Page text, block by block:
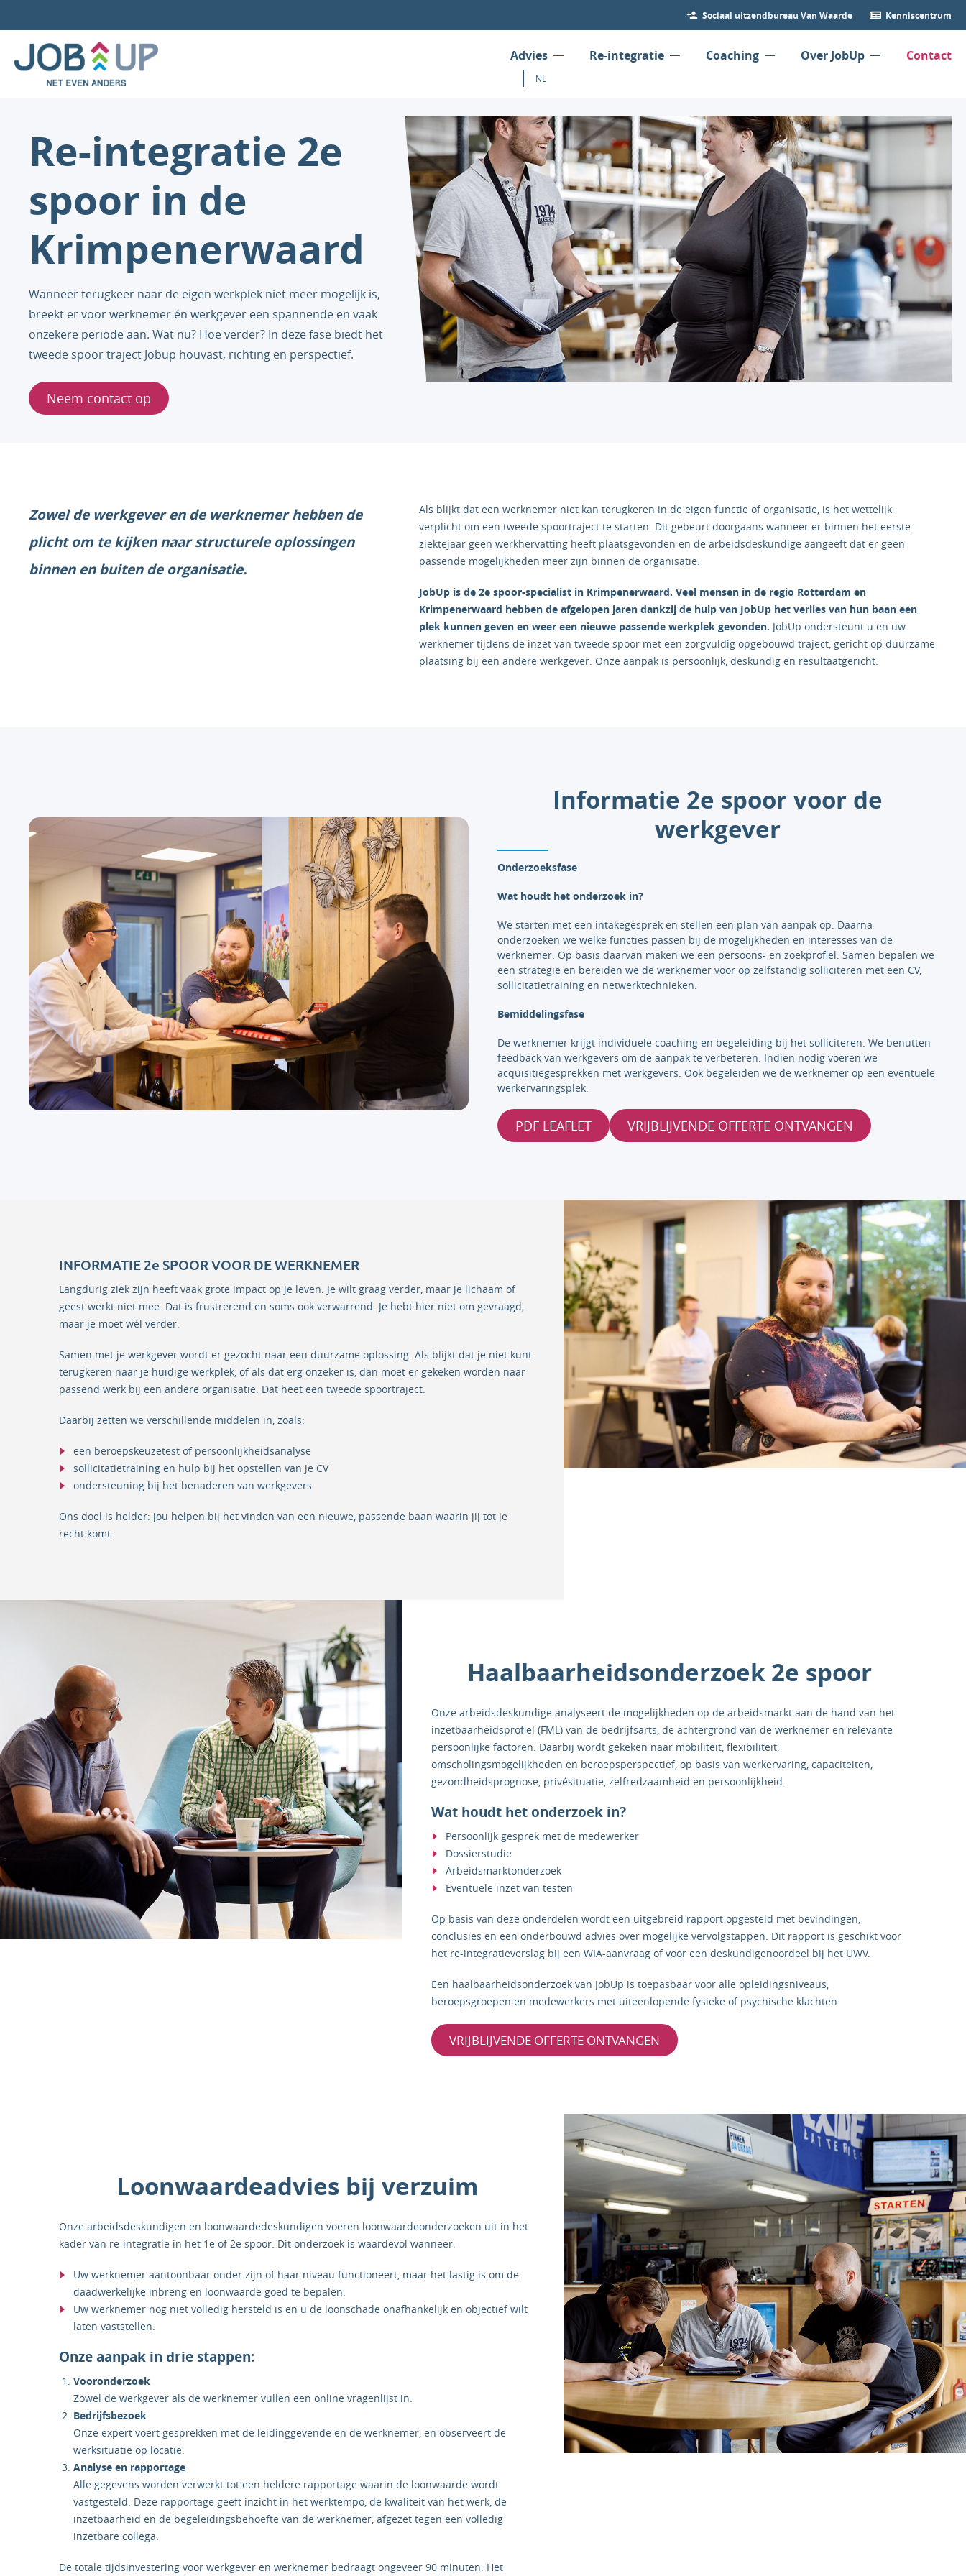
Sociaal uitzendbureau Van Waarde Kenniscentrum
Advies Re-integratie Coaching Over JobUp Contact
NL
Re-integratie 2e
spoor in de
Krimpenerwaard
Wanneer terugkeer naar de eigen werkplek niet meer mogelijk is,
breekt er voor werknemer én werkgever een spannende en vaak
onzekere periode aan. Wat nu? Hoe verder? In deze fase biedt het
tweede spoor traject Jobup houvast, richting en perspectief.
Neem contact op
Zowel de werkgever en de werknemer hebben de
plicht om te kijken naar structurele oplossingen
binnen en buiten de organisatie.
Als blijkt dat een werknemer niet kan terugkeren in de eigen functie of organisatie, is het wettelijk
verplicht om een tweede spoortraject te starten. Dit gebeurt doorgaans wanneer er binnen het eerste
ziektejaar geen werkhervatting heeft plaatsgevonden en de arbeidsdeskundige aangeeft dat er geen
passende mogelijkheden meer zijn binnen de organisatie.
JobUp is de 2e spoor-specialist in Krimpenerwaard. Veel mensen in de regio Rotterdam en
Krimpenerwaard hebben de afgelopen jaren dankzij de hulp van JobUp het verlies van hun baan een
plek kunnen geven en weer een nieuwe passende werkplek gevonden. JobUp ondersteunt u en uw
werknemer tijdens de inzet van tweede spoor met een zorgvuldig opgebouwd traject, gericht op duurzame
plaatsing bij een andere werkgever. Onze aanpak is persoonlijk, deskundig en resultaatgericht.
Informatie 2e spoor voor de
werkgever
Onderzoeksfase
Wat houdt het onderzoek in?
We starten met een intakegesprek en stellen een plan van aanpak op. Daarna
onderzoeken we welke functies passen bij de mogelijkheden en interesses van de
werknemer. Op basis daarvan maken we een persoons- en zoekprofiel. Samen bepalen we
een strategie en bereiden we de werknemer voor op zelfstandig solliciteren met een CV,
sollicitatietraining en netwerktechnieken.
Bemiddelingsfase
De werknemer krijgt individuele coaching en begeleiding bij het solliciteren. We benutten
feedback van werkgevers om de aanpak te verbeteren. Indien nodig voeren we
acquisitiegesprekken met werkgevers. Ook begeleiden we de werknemer op een eventuele
werkervaringsplek.
PDF LEAFLET VRIJBLIJVENDE OFFERTE ONTVANGEN
INFORMATIE 2e SPOOR VOOR DE WERKNEMER
Langdurig ziek zijn heeft vaak grote impact op je leven. Je wilt graag verder, maar je lichaam of
geest werkt niet mee. Dat is frustrerend en soms ook verwarrend. Je hebt hier niet om gevraagd,
maar je moet wél verder.
Samen met je werkgever wordt er gezocht naar een duurzame oplossing. Als blijkt dat je niet kunt
terugkeren naar je huidige werkplek, of als dat erg onzeker is, dan moet er gekeken worden naar
passend werk bij een andere organisatie. Dat heet een tweede spoortraject.
Daarbij zetten we verschillende middelen in, zoals:
een beroepskeuzetest of persoonlijkheidsanalyse
sollicitatietraining en hulp bij het opstellen van je CV
ondersteuning bij het benaderen van werkgevers
Ons doel is helder: jou helpen bij het vinden van een nieuwe, passende baan waarin jij tot je
recht komt.
Haalbaarheidsonderzoek 2e spoor
Onze arbeidsdeskundige analyseert de mogelijkheden op de arbeidsmarkt aan de hand van het
inzetbaarheidsprofiel (FML) van de bedrijfsarts, de achtergrond van de werknemer en relevante
persoonlijke factoren. Daarbij wordt gekeken naar mobiliteit, flexibiliteit,
omscholingsmogelijkheden en beroepsperspectief, op basis van werkervaring, capaciteiten,
gezondheidsprognose, privésituatie, zelfredzaamheid en persoonlijkheid.
Wat houdt het onderzoek in?
Persoonlijk gesprek met de medewerker
Dossierstudie
Arbeidsmarktonderzoek
Eventuele inzet van testen
Op basis van deze onderdelen wordt een uitgebreid rapport opgesteld met bevindingen,
conclusies en een onderbouwd advies over mogelijke vervolgstappen. Dit rapport is geschikt voor
het re-integratieverslag bij een WIA-aanvraag of voor een deskundigenoordeel bij het UWV.
Een haalbaarheidsonderzoek van JobUp is toepasbaar voor alle opleidingsniveaus,
beroepsgroepen en medewerkers met uiteenlopende fysieke of psychische klachten.
VRIJBLIJVENDE OFFERTE ONTVANGEN
Loonwaardeadvies bij verzuim
Onze arbeidsdeskundigen en loonwaardedeskundigen voeren loonwaardeonderzoeken uit in het
kader van re-integratie in het 1e of 2e spoor. Dit onderzoek is waardevol wanneer:
Uw werknemer aantoonbaar onder zijn of haar niveau functioneert, maar het lastig is om de
daadwerkelijke inbreng en loonwaarde goed te bepalen.
Uw werknemer nog niet volledig hersteld is en u de loonschade onafhankelijk en objectief wilt
laten vaststellen.
Onze aanpak in drie stappen:
Vooronderzoek
Zowel de werkgever als de werknemer vullen een online vragenlijst in.
Bedrijfsbezoek
Onze expert voert gesprekken met de leidinggevende en de werknemer, en observeert de
werksituatie op locatie.
Analyse en rapportage
Alle gegevens worden verwerkt tot een heldere rapportage waarin de loonwaarde wordt
vastgesteld. Deze rapportage geeft inzicht in het werktempo, de kwaliteit van het werk, de
inzetbaarheid en de begeleidingsbehoefte van de werknemer, afgezet tegen een volledig
inzetbare collega.
De totale tijdsinvestering voor werkgever en werknemer bedraagt ongeveer 90 minuten. Het